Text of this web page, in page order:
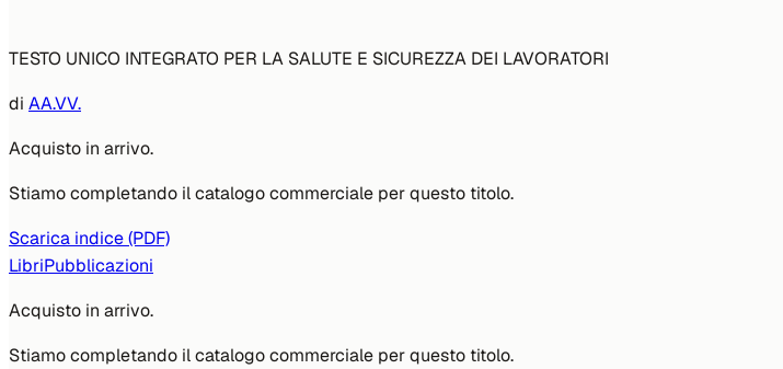
TESTO UNICO INTEGRATO PER LA SALUTE E SICUREZZA DEI LAVORATORI
di AA.VV.
Acquisto in arrivo.
Stiamo completando il catalogo commerciale per questo titolo.
Scarica indice (PDF)
LibriPubblicazioni
Acquisto in arrivo.
Stiamo completando il catalogo commerciale per questo titolo.